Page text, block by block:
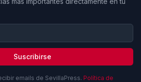
Suscribirse
emails de SevillaPress. Política de